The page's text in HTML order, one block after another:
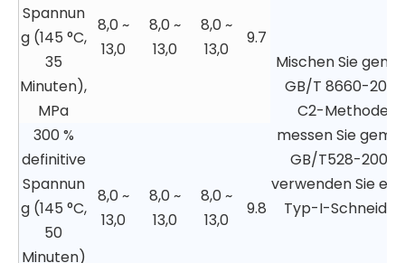
Mischen Sie
GB/T 8660-2018,
C2-Methode,
messen Sie
GB/T528-2009,
verwenden Sie
Typ-I-Schneider.
Spannun
g (145 °C,
35
Minuten),
MPa
8,0 ~
13,0
8,0 ~
13,0
8,0 ~
13,0
9.7
300 %
definitive
Spannun
g (145 °C,
50
Minuten)
8,0 ~
13,0
8,0 ~
13,0
8,0 ~
13,0
9.8